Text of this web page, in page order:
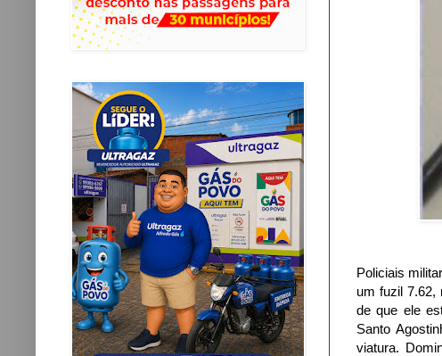
Policiais
um fuzil 7.62,
de que ele
Santo
viatura.